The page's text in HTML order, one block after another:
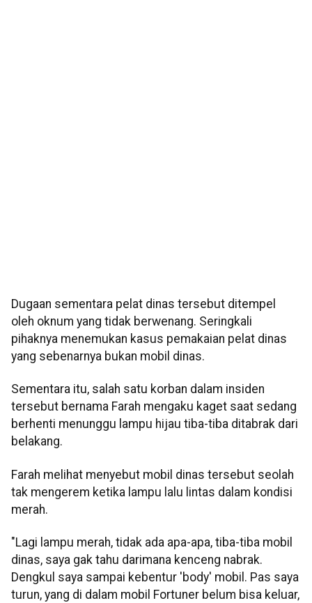
Dugaan sementara pelat dinas tersebut ditempel
oleh oknum yang tidak berwenang. Seringkali
pihaknya menemukan kasus pemakaian pelat dinas
yang sebenarnya bukan mobil dinas.
Sementara itu, salah satu korban dalam insiden
tersebut bernama Farah mengaku kaget saat sedang
berhenti menunggu lampu hijau tiba-tiba ditabrak dari
belakang.
Farah melihat menyebut mobil dinas tersebut seolah
tak mengerem ketika lampu lalu lintas dalam kondisi
merah.
"Lagi lampu merah, tidak ada apa-apa, tiba-tiba mobil
dinas, saya gak tahu darimana kenceng nabrak.
Dengkul saya sampai kebentur 'body' mobil. Pas saya
turun, yang di dalam mobil Fortuner belum bisa keluar,